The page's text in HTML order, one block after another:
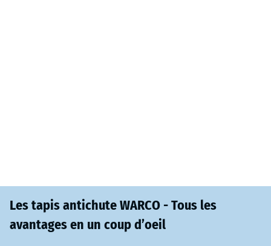
Les tapis antichute WARCO - Tous les
avantages en un coup d’oeil